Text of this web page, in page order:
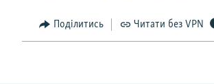
Поділитись Читати без VPN